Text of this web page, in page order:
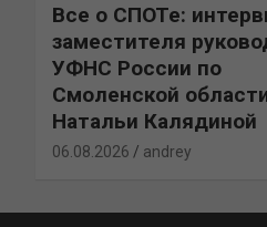
Все о СПОТе:
заместителя
УФНС России по
Смоленской
Натальи Калядиной
06.08.2026 andrey